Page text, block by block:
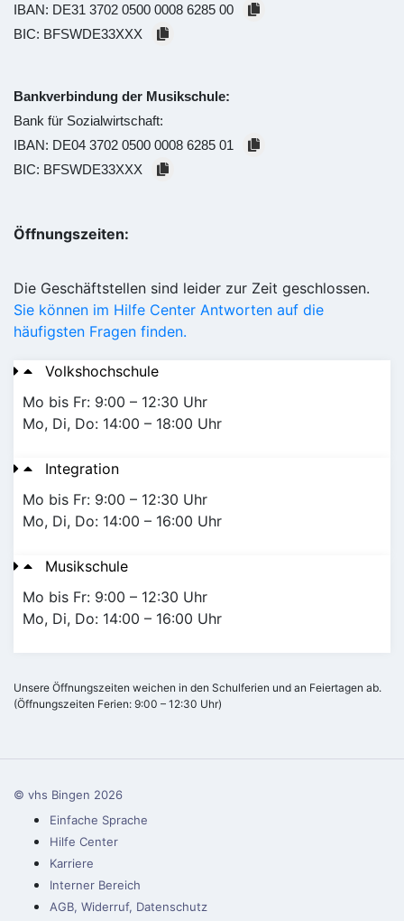
IBAN: DE31 3702 0500 0008 6285 00
BIC: BFSWDE33XXX
Bankverbindung der Musikschule:
Bank für Sozialwirtschaft:
IBAN: DE04 3702 0500 0008 6285 01
BIC: BFSWDE33XXX
Öffnungszeiten:
Die Geschäftstellen sind leider zur Zeit geschlossen.
Sie können im Hilfe Center Antworten auf die
häufigsten Fragen finden.
Volkshochschule
Mo bis Fr: 9:00 – 12:30 Uhr
Mo, Di, Do: 14:00 – 18:00 Uhr
Integration
Mo bis Fr: 9:00 – 12:30 Uhr
Mo, Di, Do: 14:00 – 16:00 Uhr
Musikschule
Mo bis Fr: 9:00 – 12:30 Uhr
Mo, Di, Do: 14:00 – 16:00 Uhr
Unsere Öffnungszeiten weichen in den Schulferien und an Feiertagen ab.
(Öffnungszeiten Ferien: 9:00 – 12:30 Uhr)
© vhs Bingen 2026
Einfache Sprache
Hilfe Center
Karriere
Interner Bereich
AGB, Widerruf, Datenschutz